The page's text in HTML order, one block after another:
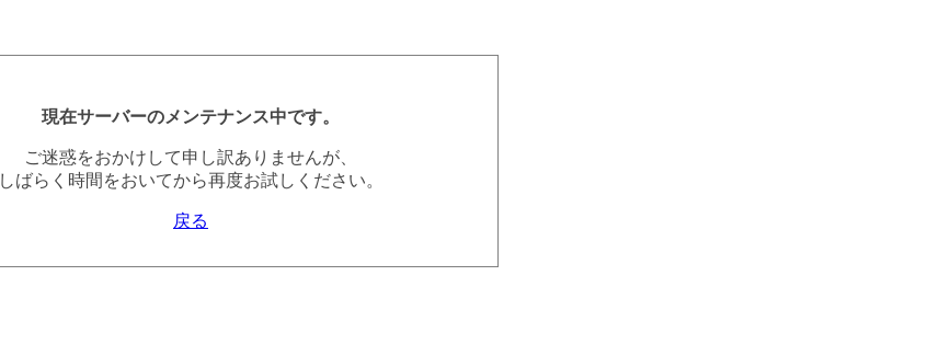
現在サーバーのメンテナンス中です。
ご迷惑をおかけして申し訳ありませんが、
しばらく時間をおいてから再度お試しください。
戻る